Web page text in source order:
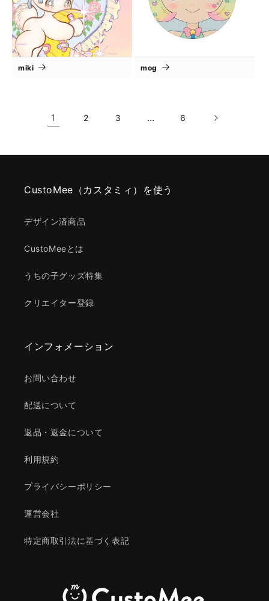
miki mog
1 2 3 … 6
CustoMee（カスタミィ）を使う
デザイン済商品
CustoMeeとは
うちの子グッズ特集
クリエイター登録
インフォメーション
お問い合わせ
配送について
返品・返金について
利用規約
プライバシーポリシー
運営会社
特定商取引法に基づく表記